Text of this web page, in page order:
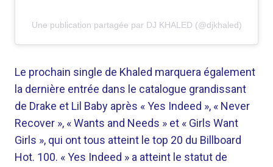
Une publication partagée par DJ KHALED (@djkhaled)
Le prochain single de Khaled marquera également
la dernière entrée dans le catalogue grandissant
de Drake et Lil Baby après « Yes Indeed », « Never
Recover », « Wants and Needs » et « Girls Want
Girls », qui ont tous atteint le top 20 du Billboard
Hot. 100. « Yes Indeed » a atteint le statut de